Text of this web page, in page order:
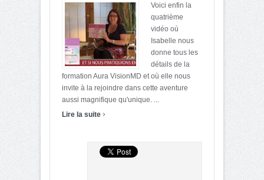
Voici enfin la
quatrième
vidéo où
Isabelle nous
donne tous les
détails de la
formation Aura VisionMD et où elle nous
invite à la rejoindre dans cette aventure
aussi magnifique qu'unique. ...
Lire la suite ›